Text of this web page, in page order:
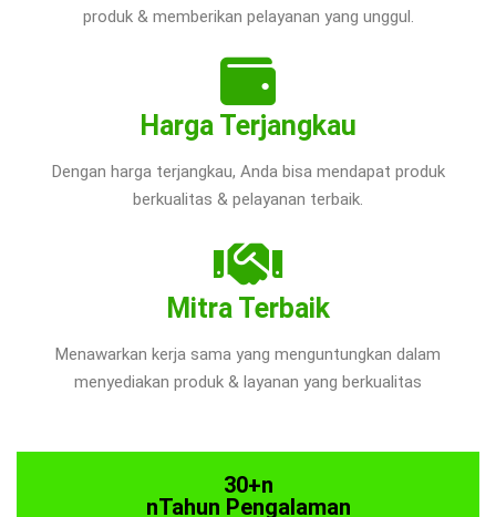
produk & memberikan pelayanan yang unggul.
Harga Terjangkau
Dengan harga terjangkau, Anda bisa mendapat produk
berkualitas & pelayanan terbaik.
Mitra Terbaik
Menawarkan kerja sama yang menguntungkan dalam
menyediakan produk & layanan yang berkualitas
30+n
nTahun Pengalaman